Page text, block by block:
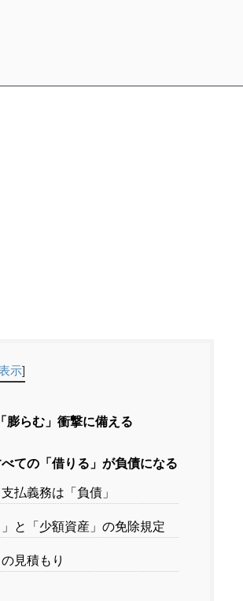
示]
膨らむ」衝撃に備える
ての「借りる」が負債になる
払義務は「負債」
と「少額資産」の免除規定
見積もり